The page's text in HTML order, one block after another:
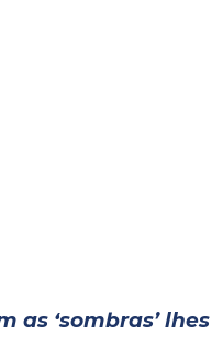
as ‘sombras’